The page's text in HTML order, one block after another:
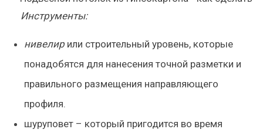
Инструменты:
нивелирили строительный уровень, которые
понадобятся для нанесения точной разметки и
правильного размещения направляющего
профиля.
шуруповет – который пригодится во время